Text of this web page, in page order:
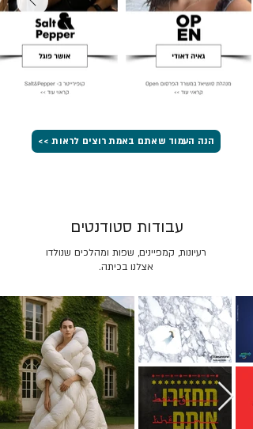
הנה העמוד שאתם באמת רוצים לראות >>
רעיונות, קמפיינים, שפות ומהלכים שנולדו
אצלנו בכיתה.
עבודות סטודנטים